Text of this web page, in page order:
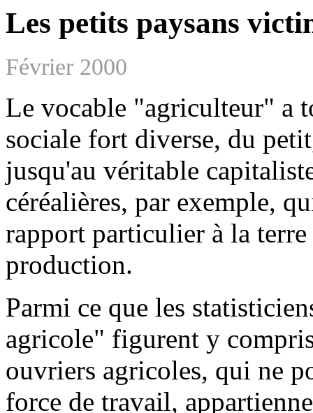
Les petits paysans
Février 2000
Le vocable "agriculteur" a
sociale fort diverse, du
jusqu'au véritable
céréalières, par exemple,
rapport particulier à la
production.
Parmi ce que les
agricole" figurent y
ouvriers agricoles, qui ne
force de travail,